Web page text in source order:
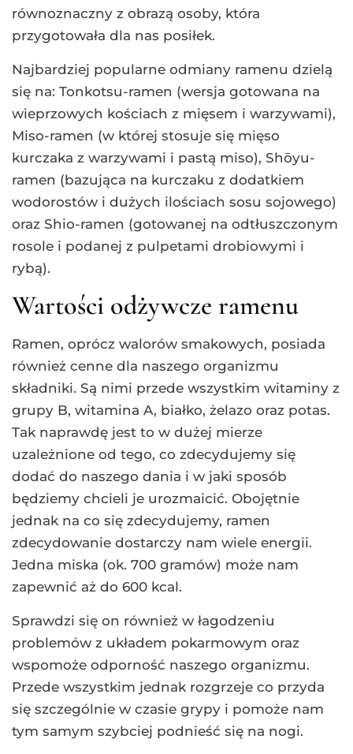
równoznaczny z obrazą osoby, która
przygotowała dla nas posiłek.
Najbardziej popularne odmiany ramenu dzielą
się na: Tonkotsu-ramen (wersja gotowana na
wieprzowych kościach z mięsem i warzywami),
Miso-ramen (w której stosuje się mięso
kurczaka z warzywami i pastą miso), Shōyu-
ramen (bazująca na kurczaku z dodatkiem
wodorostów i dużych ilościach sosu sojowego)
oraz Shio-ramen (gotowanej na odtłuszczonym
rosole i podanej z pulpetami drobiowymi i
rybą).
Wartości odżywcze ramenu
Ramen, oprócz walorów smakowych, posiada
również cenne dla naszego organizmu
składniki. Są nimi przede wszystkim witaminy z
grupy B, witamina A, białko, żelazo oraz potas.
Tak naprawdę jest to w dużej mierze
uzależnione od tego, co zdecydujemy się
dodać do naszego dania i w jaki sposób
będziemy chcieli je urozmaicić. Obojętnie
jednak na co się zdecydujemy, ramen
zdecydowanie dostarczy nam wiele energii.
Jedna miska (ok. 700 gramów) może nam
zapewnić aż do 600 kcal.
Sprawdzi się on również w łagodzeniu
problemów z układem pokarmowym oraz
wspomoże odporność naszego organizmu.
Przede wszystkim jednak rozgrzeje co przyda
się szczególnie w czasie grypy i pomoże nam
tym samym szybciej podnieść się na nogi.